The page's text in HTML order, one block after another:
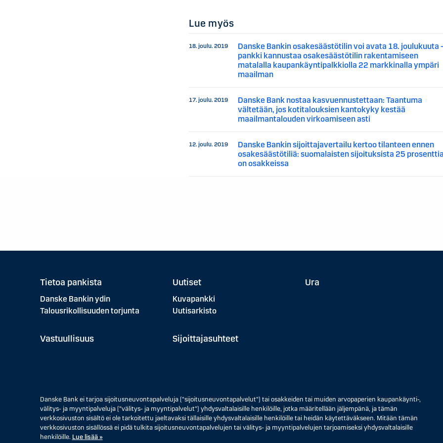
Lue myös
18. joulu. 2019
Danske Bankin osakesäästötilin voi avata 18. joulukuuta
pankki kannustaa osakesäästötilin rakentamiseen
matalalla kaupankäyntipalkkiolla 22 markkinalla ympäri
maailman
17. joulu. 2019
Danske Bank nostaa kasvuennustettaan: Taantuma
vältetään, jos kotitalouksien kantokyky kestää
maailmantalouden virkoamiseen asti
12. joulu. 2019
Danske Bankin sijoittajavertailu kertoo tilanteen ennen
osakesäästötiliä: suomalaisten sijoituksista 25
on osakkeissa
Tietoa pankista
Danske Bankin ydin
Talousrikollisuuden torjunta
Vastuullisuus
Uutiset
Kuvapankki
Uutisarkisto
Sijoittajasuhteet
Ura
Danske Bank ei tarjoa sijoitusneuvontapalveluja ("sijoitusneuvontapalvelut") tai osakkeiden tai muiden arvopaperien kaupankäynti-,
välitys- ja myyntipalveluja ("välitys- ja myyntipalvelut") yhdysvaltalaisille henkilöille, jotka määritellään jäljempänä, ja tämän
verkkosivuston sisältö ei ole tarkoitettu jaeltavaksi tällaisille yhdysvaltalaisille henkilöille tai heidän käytettäväkseen. Mitään tämän
verkkosivuston sisällössä ei pidä tulkita sijoitusneuvontapalvelujen tai välitys- ja myyntipalvelujen tarjoamiseksi yhdysvaltalaisille
henkilöille. Lue lisää »